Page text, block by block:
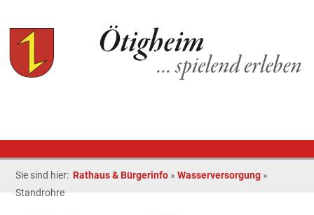
Sie sind hier: Rathaus & Bürgerinfo »Wasserversorgung »
Standrohre